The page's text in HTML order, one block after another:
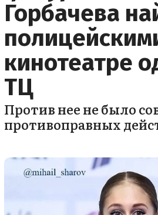
Горбачева
кинотеатре
ТЦ
Против нее не было
противоправных